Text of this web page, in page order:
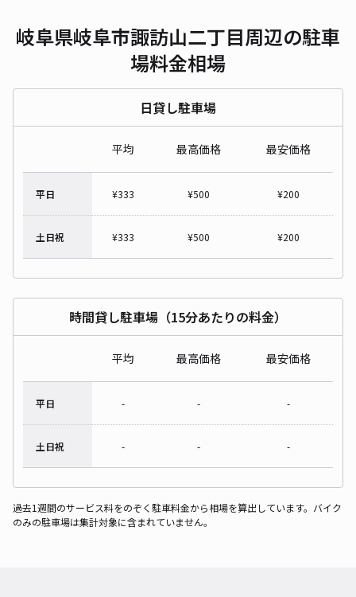
岐阜県岐阜市諏訪山二丁目周辺の駐車
場料金相場
日貸し駐車場
平均 最高価格 最安価格
平日 ¥333 ¥500 ¥200
土日祝 ¥333 ¥500 ¥200
時間貸し駐車場（15分あたりの料金）
平均 最高価格 最安価格
平日 - - -
土日祝 - - -
過去1週間のサービス料をのぞく駐車料金から相場を算出しています。バイク
のみの駐車場は集計対象に含まれていません。